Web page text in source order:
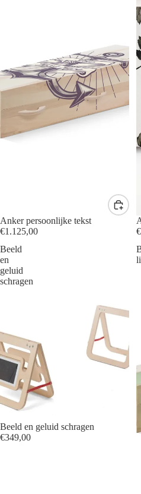
Anker persoonlijke tekst
€1.125,00
Beeld
en
geluid
schragen
Beeld en geluid schragen
€349,00